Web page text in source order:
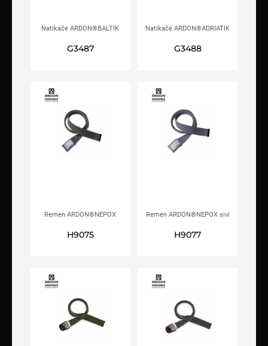
Natikače ARDON®BALTIK
G3487
Natikače ARDON®ADRIATIK
G3488
Remen ARDON®NEPOX
H9075
Remen ARDON®NEPOX sivi
H9077